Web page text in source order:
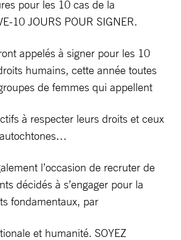
pour les 10 cas de la
10 JOURS POUR SIGNER.
appelés à signer pour les 10
humains, cette année toutes
de femmes qui appellent
à respecter leurs droits et ceux
l’occasion de recruter de
décidés à s’engager pour la
fondamentaux, par
et humanité. SOYEZ